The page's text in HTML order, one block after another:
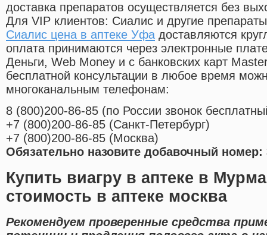
доставка препаратов осуществляется без
Для VIP клиентов: Сиалис и другие
Сиалис цена в аптеке Уфа доставляются
оплата принимаются через электронные
Деньги, Web Money и с банковских карт
бесплатной консультации в любое время
многоканальным телефонам:
8 (800)200-86-85 (по России звонок
+7 (800)200-86-85 (Санкт-Петербург)
+7 (800)200-86-85 (Москва)
Обязательно назовите добавочный номер:
Купить виагру в аптеке в
стоимость в аптеке москва
Рекомендуем проверенные средства